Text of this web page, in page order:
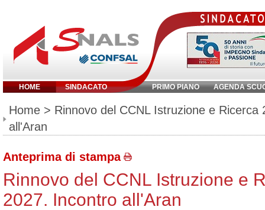
HOME SINDACATO PRIMO PIANO AGENDA
Inserisci parola chiave:
Home > Rinnovo del CCNL Istruzione e Ricerca
all'Aran
Anteprima di stampa
Rinnovo del CCNL Istruzione e
2027. Incontro all'Aran